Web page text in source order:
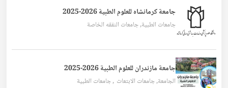
جامعة كرمانشاه للعلوم الطبية 2026-2025
جامعات الطبية,جامعات النفقه الخاصة
جامعة مازندران للعلوم الطبية 2026-2025
الجامعة,جامعات الابتعاث ,جامعات الطبية